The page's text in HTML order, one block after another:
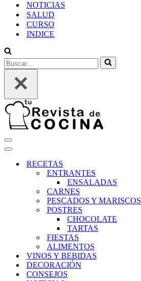
NOTICIAS
SALUD
CURSO
INDICE
Buscar...
Menú
de
Menú
navegaciónRECETAS
ENTRANTES
ENSALADAS
CARNES
PESCADOS Y MARISCOS
POSTRES
CHOCOLATE
TARTAS
FIESTAS
ALIMENTOS
VINOS Y BEBIDAS
DECORACIÓN
CONSEJOS